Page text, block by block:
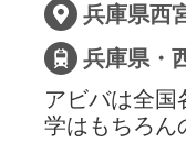
兵庫県西
兵庫県・
アビバは全国
学はもちろ